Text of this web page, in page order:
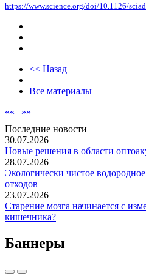
https://www.science.org/doi/10.1126/
<< Назад
|
Все материалы
«« | »»
Последние новости
30.07.2026
Новые решения в области
28.07.2026
Экологически чистое
отходов
23.07.2026
Старение мозга начинается с
кишечника?
Баннеры